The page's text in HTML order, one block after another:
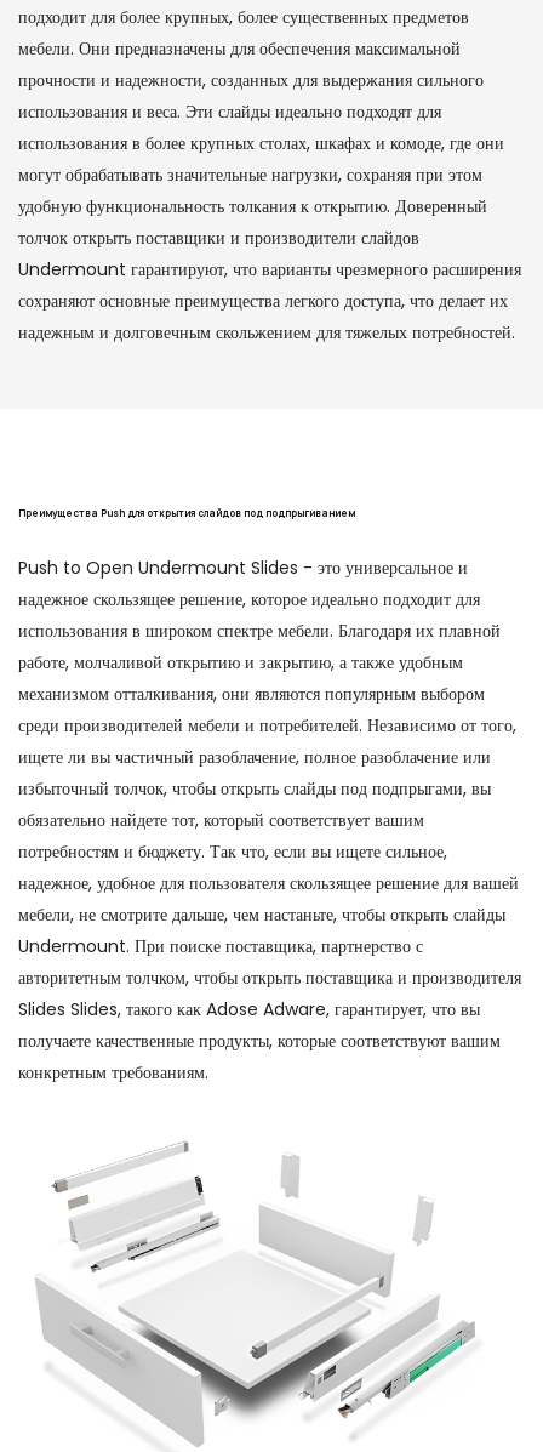
подходит для более крупных, более существенных предметов
мебели. Они предназначены для обеспечения максимальной
прочности и надежности, созданных для выдержания сильного
использования и веса. Эти слайды идеально подходят для
использования в более крупных столах, шкафах и комоде, где они
могут обрабатывать значительные нагрузки, сохраняя при этом
удобную функциональность толкания к открытию. Доверенный
толчок открыть поставщики и производители слайдов
Undermount гарантируют, что варианты чрезмерного расширения
сохраняют основные преимущества легкого доступа, что делает их
надежным и долговечным скольжением для тяжелых потребностей.
Преимущества Push для открытия слайдов под подпрыгиванием
Push to Open Undermount Slides - это универсальное и
надежное скользящее решение, которое идеально подходит для
использования в широком спектре мебели. Благодаря их плавной
работе, молчаливой открытию и закрытию, а также удобным
механизмом отталкивания, они являются популярным выбором
среди производителей мебели и потребителей. Независимо от того,
ищете ли вы частичный разоблачение, полное разоблачение или
избыточный толчок, чтобы открыть слайды под подпрыгами, вы
обязательно найдете тот, который соответствует вашим
потребностям и бюджету. Так что, если вы ищете сильное,
надежное, удобное для пользователя скользящее решение для вашей
мебели, не смотрите дальше, чем настаньте, чтобы открыть слайды
Undermount. При поиске поставщика, партнерство с
авторитетным толчком, чтобы открыть поставщика и производителя
Slides Slides, такого как Adose Adware, гарантирует, что вы
получаете качественные продукты, которые соответствуют вашим
конкретным требованиям.